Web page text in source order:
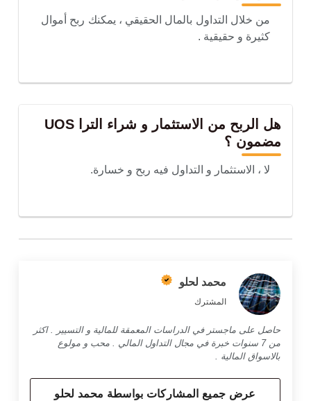
من خلال التداول بالمال الحقيقي ، يمكنك ربح أموال
كثيرة و حقيقية .
هل الربح من الاستثمار و شراء الترا UOS
مضمون ؟
لا ، الاستثمار و التداول فيه ربح و خسارة.
محمد لحلو
المشترك
حاصل على ماجستر في الدراسات المعمقة للمالية و التسيير . اكثر
من 7 سنوات خبرة في مجال التداول المالي . محب و مولوع
بالاسواق المالية .
عرض جميع المشاركات بواسطة محمد لحلو